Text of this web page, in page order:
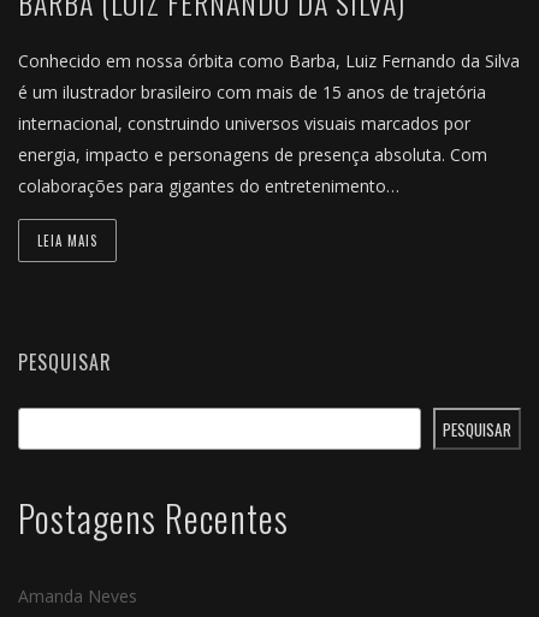
Conhecido em nossa órbita como Barba, Luiz Fernando da Silva
é um ilustrador brasileiro com mais de 15 anos de trajetória
internacional, construindo universos visuais marcados por
energia, impacto e personagens de presença absoluta. Com
colaborações para gigantes do entretenimento…
LEIA MAIS
PESQUISAR
PESQUISAR
Postagens Recentes
Amanda Neves